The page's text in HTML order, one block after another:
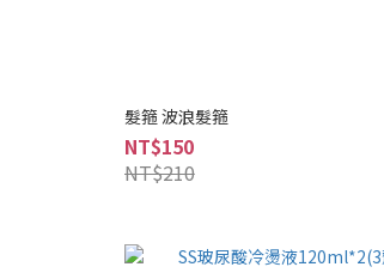
髮箍 波浪髮箍
NT$150
NT$210